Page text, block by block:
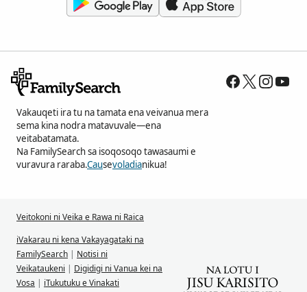
Vakauqeti ira tu na tamata ena veivanua mera
sema kina nodra matavuvale—ena
veitabatamata.
Na FamilySearch sa isoqosoqo tawasaumi e
vuravura raraba.Causevoladianikua!
Veitokoni ni Veika e Rawa ni Raica
iVakarau ni kena Vakayagataki na
FamilySearch | Notisi ni
Veikataukeni | Digidigi ni Vanua kei na
Vosa | iTukutuku e Vinakati